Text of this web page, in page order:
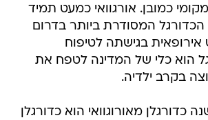
כמובן. אורגוואי כמעט תמיד
המסודרת ביותר בדרום
בגישתה לטיפוח
הוא כלי של המדינה לטפח את
בקרב ילדיה.
כדורגלן מאורוגוואי הוא כדורגלן